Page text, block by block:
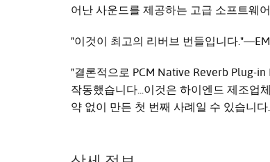
어난 사운드를 제공하는 고급 소프트웨
"이것이 최고의 리버브 번들입니다
"결론적으로 PCM Native Reverb Plug-
작동했습니다...이것은 하이엔드 제조업
약 없이 만든 첫 번째 사례일 수 있습니